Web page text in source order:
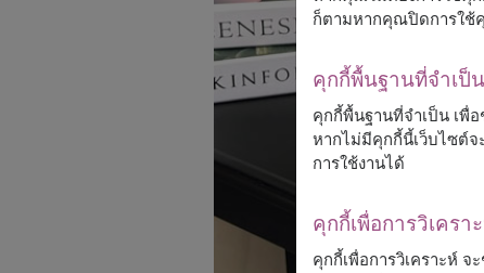
ก็ตามหากคุณปิดการใช้
คุกกี้พื้นฐานที่จำเป็น
คุกกี้พื้นฐานที่จำเป็น เพื่
หากไม่มีคุกกี้นี้เว็บไซต์จ
การใช้งานได้
คุกกี้เพื่อการวิเครา
คุกกี้เพื่อการวิเคราะห์